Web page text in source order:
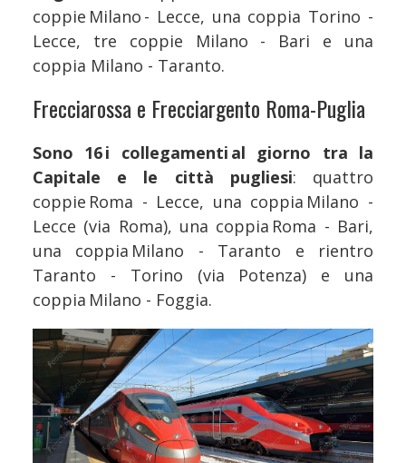
coppie Milano - Lecce, una coppia Torino -
Lecce, tre coppie Milano - Bari e una
coppia Milano - Taranto.
Frecciarossa e Frecciargento Roma-Puglia
Sono 16 i collegamenti al giorno tra la
Capitale e le città pugliesi: quattro
coppie Roma - Lecce, una coppia Milano -
Lecce (via Roma), una coppia Roma - Bari,
una coppia Milano - Taranto e rientro
Taranto - Torino (via Potenza) e una
coppia Milano - Foggia.